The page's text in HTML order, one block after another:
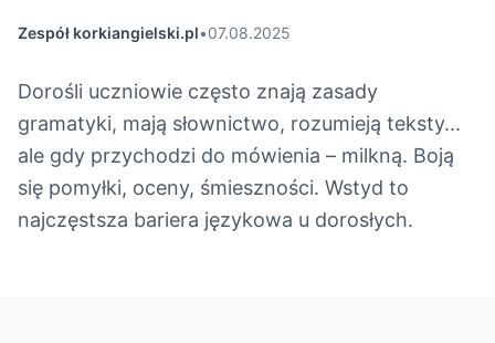
Zespół korkiangielski.pl•07.08.2025
Dorośli uczniowie często znają zasady
gramatyki, mają słownictwo, rozumieją teksty...
ale gdy przychodzi do mówienia – milkną. Boją
się pomyłki, oceny, śmieszności. Wstyd to
najczęstsza bariera językowa u dorosłych.